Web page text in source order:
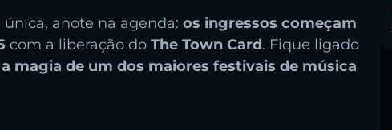
anote na agenda: os ingressos começam
com a liberação do The Town Card. Fique ligado
a magia de um dos maiores festivais de música